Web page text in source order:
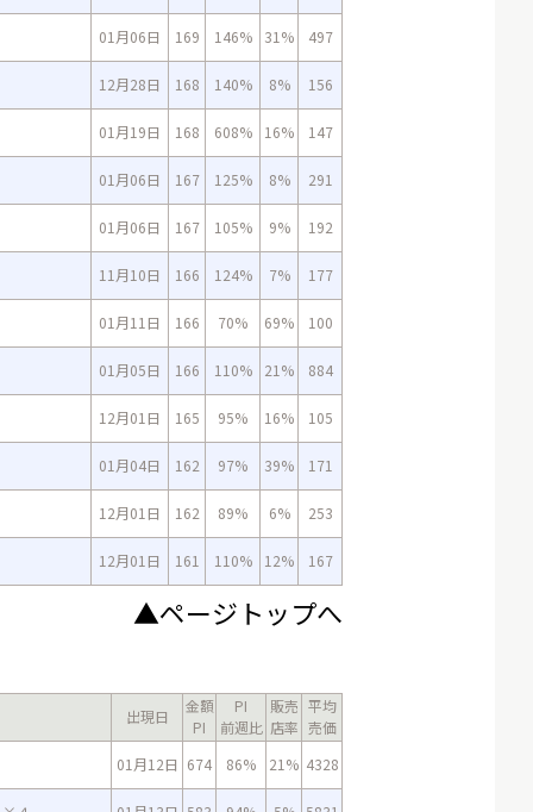
01月06日 169 146% 31% 497
12月28日 168 140% 8% 156
01月19日 168 608% 16% 147
01月06日 167 125% 8% 291
01月06日 167 105% 9% 192
11月10日 166 124% 7% 177
01月11日 166 70% 69% 100
01月05日 166 110% 21% 884
12月01日 165 95% 16% 105
01月04日 162 97% 39% 171
12月01日 162 89% 6% 253
12月01日 161 110% 12% 167
▲ページトップへ
出現日
金額
PI
PI
前週比
販売
店率
平均
売価
01月12日 674 86% 21% 4328